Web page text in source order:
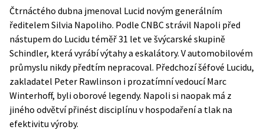
Čtrnáctého dubna jmenoval Lucid novým generálním
ředitelem Silvia Napoliho. Podle CNBC strávil Napoli před
nástupem do Lucidu téměř 31 let ve švýcarské skupině
Schindler, která vyrábí výtahy a eskalátory. V automobilovém
průmyslu nikdy předtím nepracoval. Předchozí šéfové Lucidu,
zakladatel Peter Rawlinson i prozatímní vedoucí Marc
Winterhoff, byli oborové legendy. Napoli si naopak má z
jiného odvětví přinést disciplínu v hospodaření a tlak na
efektivitu výroby.